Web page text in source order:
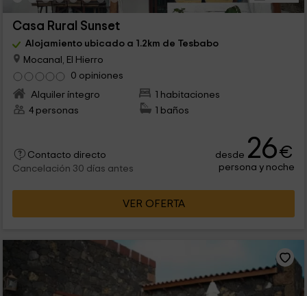
Casa Rural Sunset
Alojamiento ubicado a 1.2km de Tesbabo
Mocanal, El Hierro
0 opiniones
Alquiler íntegro
1 habitaciones
4 personas
1 baños
Contacto directo
Cancelación 30 días antes
desde 26€
persona y noche
VER OFERTA